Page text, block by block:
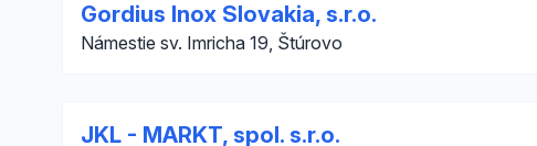
Gordius Inox Slovakia, s.r.o.
Námestie sv. Imricha 19, Štúrovo
JKL - MARKT, spol. s.r.o.